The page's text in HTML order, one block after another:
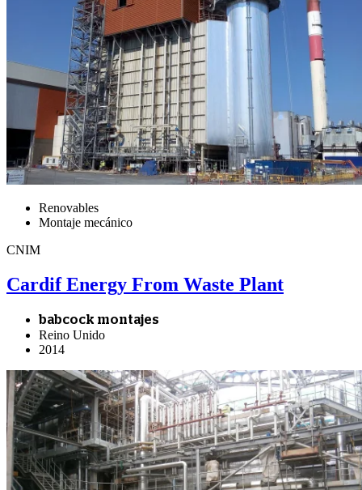
Renovables
Montaje mecánico
CNIM
Cardif Energy From Waste Plant
babcock montajes
Reino Unido
2014